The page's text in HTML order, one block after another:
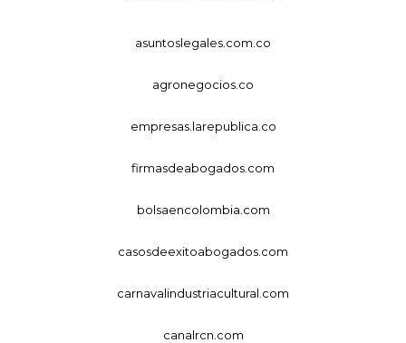
asuntoslegales.com.co
agronegocios.co
empresas.larepublica.co
firmasdeabogados.com
bolsaencolombia.com
casosdeexitoabogados.com
carnavalindustriacultural.com
canalrcn.com